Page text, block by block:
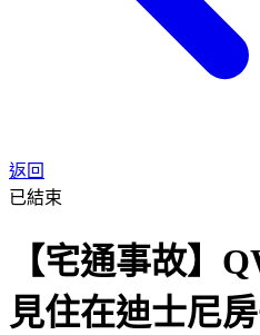
返回
已結束
【宅通事故】
見住在迪士尼